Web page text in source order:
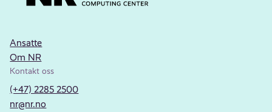
Ansatte
Om NR
Kontakt oss
(+47) 2285 2500
nr@nr.no